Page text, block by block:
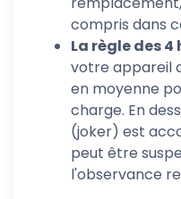
compris dans
La règle des 4
votre appareil
en moyenne
charge. En
(joker) est
peut être
l'observance